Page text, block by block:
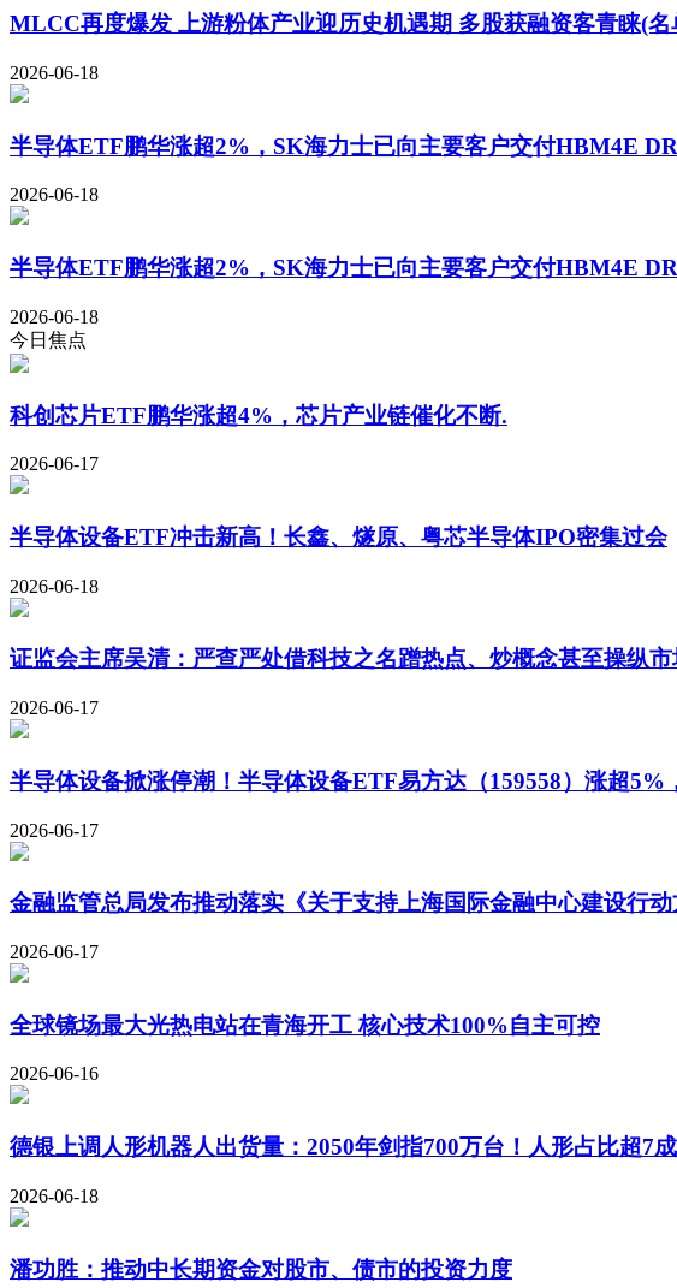
MLCC再度爆发 上游粉体产业迎历史机遇期 多股获融资客青睐(名
2026-06-18
半导体ETF鹏华涨超2%，SK海力士已向主要客户交付HBM4E
2026-06-18
半导体ETF鹏华涨超2%，SK海力士已向主要客户交付HBM4E
2026-06-18
今日焦点
科创芯片ETF鹏华涨超4%，芯片产业链催化不断.
2026-06-17
半导体设备ETF冲击新高！长鑫、燧原、粤芯半导体IPO密集过会
2026-06-18
证监会主席吴清：严查严处借科技之名蹭热点、炒概念甚至操纵
2026-06-17
半导体设备掀涨停潮！半导体设备ETF易方达（159558）涨超
2026-06-17
金融监管总局发布推动落实《关于支持上海国际金融中心建设行
2026-06-17
全球镜场最大光热电站在青海开工 核心技术100%自主可控
2026-06-16
德银上调人形机器人出货量：2050年剑指700万台！人形占比超7
2026-06-18
潘功胜：推动中长期资金对股市、债市的投资力度